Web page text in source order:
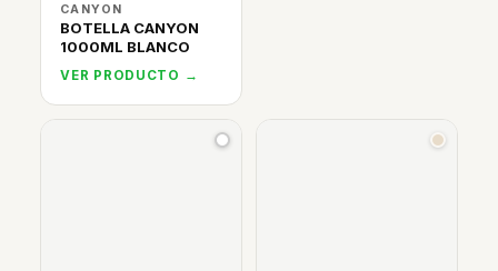
CANYON
BOTELLA CANYON
1000ML BLANCO
VER PRODUCTO →